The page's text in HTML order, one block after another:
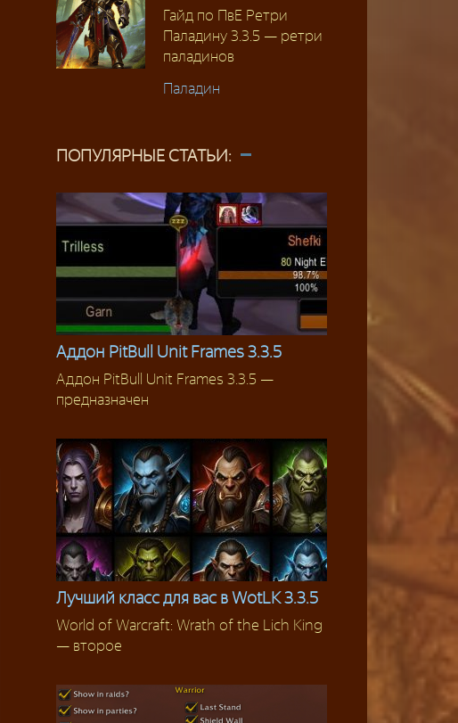
Гайд по ПвЕ Ретри
Паладину 3.3.5 — ретри
паладинов
Паладин
ПОПУЛЯРНЫЕ СТАТЬИ:
Сборки аддонов
Аддон PitBull Unit Frames 3.3.5
Аддон PitBull Unit Frames 3.3.5 —
предназначен
Гайды
Лучший класс для вас в WotLK 3.3.5
World of Warcraft: Wrath of the Lich King
— второе